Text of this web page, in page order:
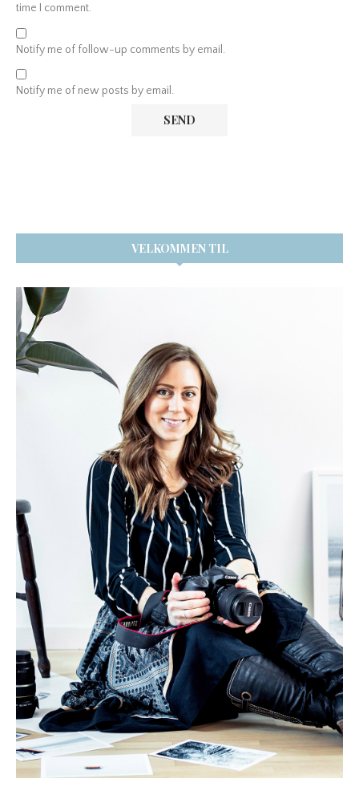
time I comment.
Notify me of follow-up comments by email.
Notify me of new posts by email.
VELKOMMEN TIL